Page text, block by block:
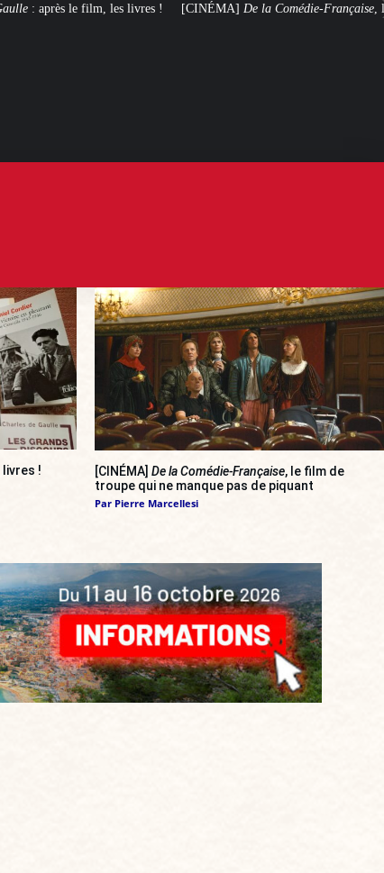
! [CINÉMA]De la Comédie-Française, le film de troupe qui ne
livres ! [CINÉMA] De la Comédie-Française, le film de
troupe qui ne manque pas de piquant
Par Pierre Marcellesi